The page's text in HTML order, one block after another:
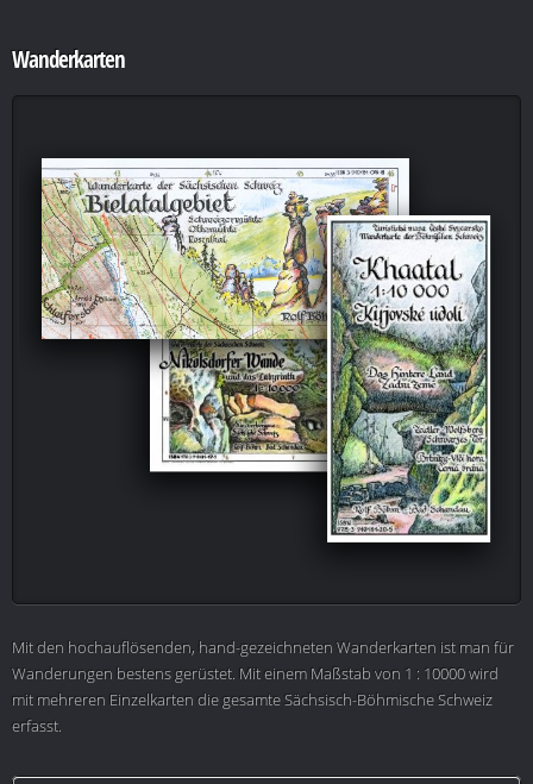
Wanderkarten
Mit den hochauflösenden, hand-gezeichneten Wanderkarten ist man für
Wanderungen bestens gerüstet. Mit einem Maßstab von 1 : 10000 wird
mit mehreren Einzelkarten die gesamte Sächsisch-Böhmische Schweiz
erfasst.